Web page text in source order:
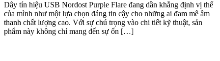
Dây tín hiệu USB Nordost Purple Flare đang dần khẳng định vị thế
của mình như một lựa chọn đáng tin cậy cho những ai đam mê âm
thanh chất lượng cao. Với sự chú trọng vào chi tiết kỹ thuật, sản
phẩm này không chỉ mang đến sự ổn […]